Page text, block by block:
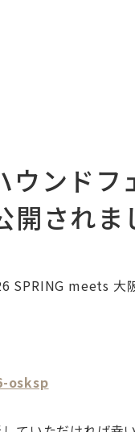
ウンド
されま
SPRING meets 大
osksp